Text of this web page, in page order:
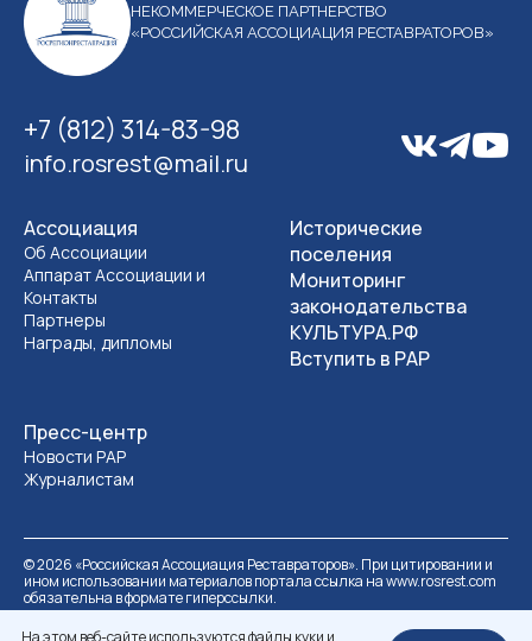
На этом веб-сайте используются файлы куки и
НЕКОММЕРЧЕСКОЕ ПАРТНЕРСТВО
«РОССИЙСКАЯ АССОЦИАЦИЯ РЕСТАВРАТОРОВ»
+7 (812) 314-83-98
info.rosrest@mail.ru
Ассоциация
Об Ассоциации
Аппарат Ассоциации и
Контакты
Партнеры
Награды, дипломы
Пресс-центр
Новости РАР
Журналистам
Исторические
поселения
Мониторинг
законодательства
КУЛЬТУРА.РФ
Вступить в РАР
©2026 «Российская Ассоциация Реставраторов». При цитировании и
ином использовании материалов портала ссылка на www.rosrest.com
обязательна в формате гиперссылки.
Политика обработки персональных данных
Разработка сайта